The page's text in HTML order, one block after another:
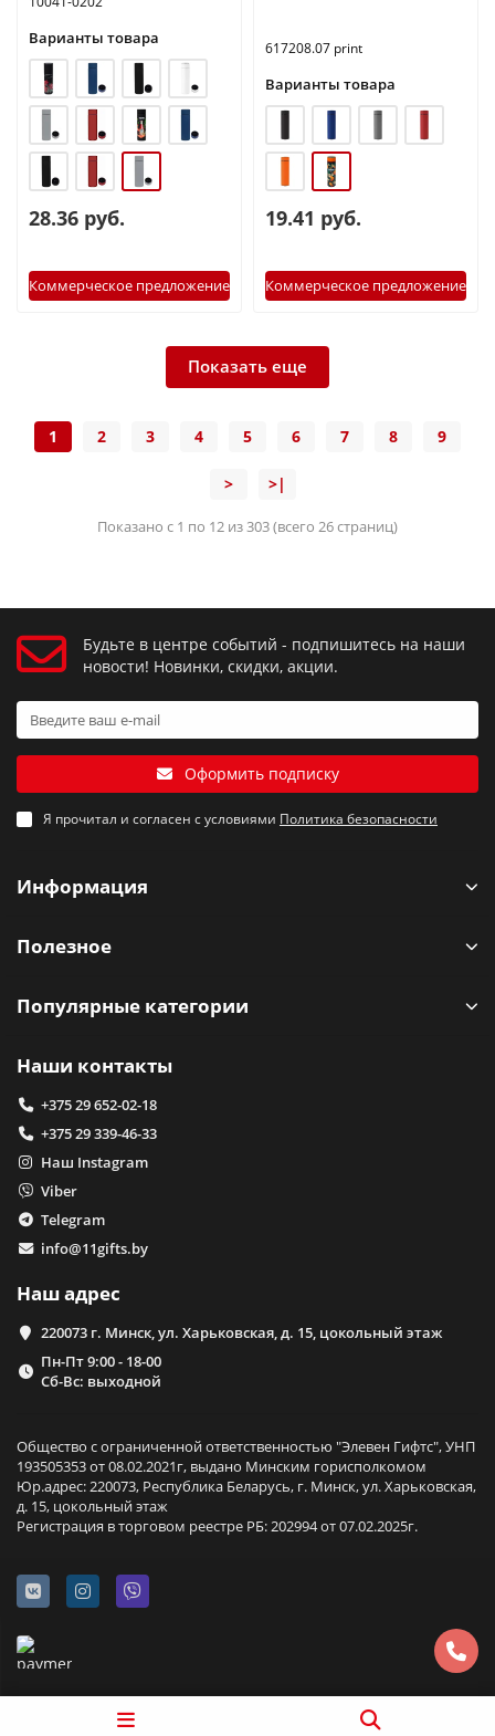
Варианты товара
28.36 руб.
Коммерческое предложение
617208.07 print
Варианты товара
19.41 руб.
Коммерческое предложение
Показать еще
1 2 3 4 5 6 7 8 9
> >|
Показано с 1 по 12 из 303 (всего 26 страниц)
Будьте в центре событий - подпишитесь на наши
новости! Новинки, скидки, акции.
Оформить подписку
Я прочитал и согласен с условиями Политика безопасности
Информация
Полезное
Популярные категории
Наши контакты
+375 29 652-02-18
+375 29 339-46-33
Наш Instagram
Viber
Telegram
info@11gifts.by
Наш адрес
220073 г. Минск, ул. Харьковская, д. 15, цокольный этаж
Пн-Пт 9:00 - 18-00
Сб-Вс: выходной
Общество с ограниченной ответственностью "Элевен Гифтс", УНП
193505353 от 08.02.2021г, выдано Минским горисполкомом
Юр.адрес: 220073, Республика Беларусь, г. Минск, ул. Харьковская,
д. 15, цокольный этаж
Регистрация в торговом реестре РБ: 202994 от 07.02.2025г.